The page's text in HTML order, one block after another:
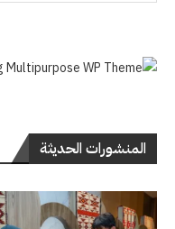
المنشورات الحديثة